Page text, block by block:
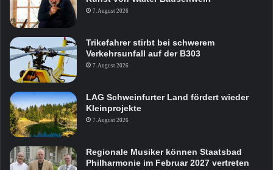
7. August 2026
Trikefahrer stirbt bei schwerem
Verkehrsunfall auf der B303
7. August 2026
LAG Schweinfurter Land fördert wieder
Kleinprojekte
7. August 2026
Regionale Musiker können Staatsbad
Philharmonie im Februar 2027 vertreten